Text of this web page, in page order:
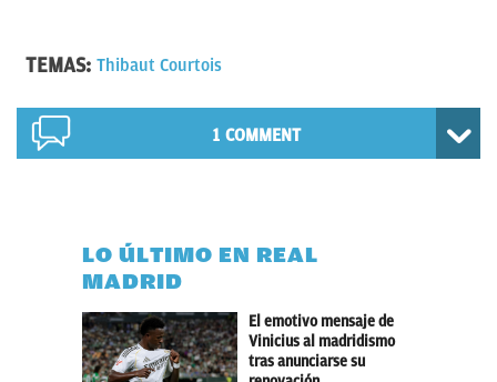
TEMAS: Thibaut Courtois
1 COMMENT
LO ÚLTIMO EN REAL
MADRID
El emotivo mensaje de
Vinicius al madridismo
tras anunciarse su